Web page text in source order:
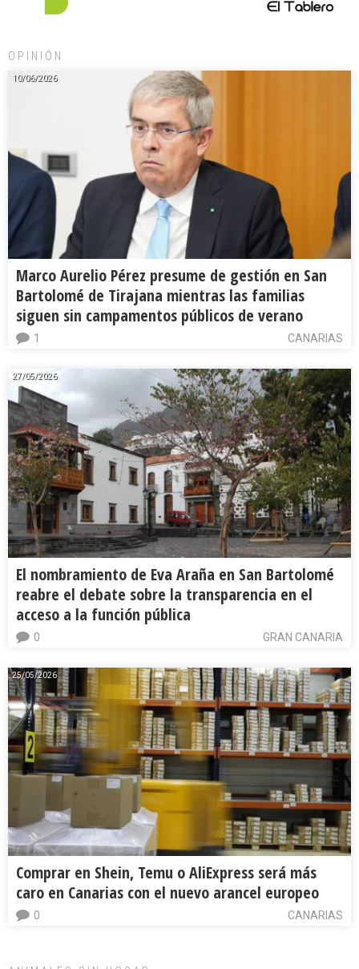
OPINIÓN
10/06/2026
Marco Aurelio Pérez presume de gestión en San
Bartolomé de Tirajana mientras las familias
siguen sin campamentos públicos de verano
CANARIAS
1
27/05/2026
El nombramiento de Eva Araña en San Bartolomé
reabre el debate sobre la transparencia en el
acceso a la función pública
GRAN CANARIA
0
25/05/2026
Comprar en Shein, Temu o AliExpress será más
caro en Canarias con el nuevo arancel europeo
CANARIAS
0